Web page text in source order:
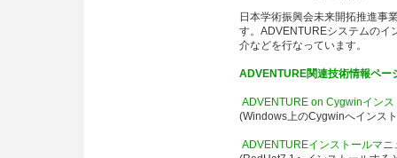
日本学術振興会未来開拓推進事
す。ADVENTUREシステムのイ
介などを行なっています。
ADVENTURE関連技術情報ペー
ADVENTURE on Cygwin